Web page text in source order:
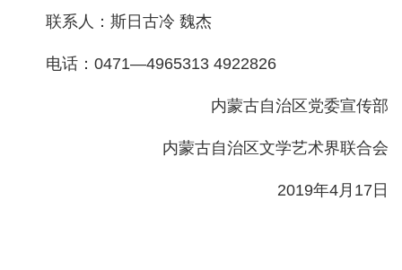
联系人：斯日古冷 魏杰
电话：0471—4965313 4922826
内蒙古自治区党委宣传部
内蒙古自治区文学艺术界联合会
2019年4月17日